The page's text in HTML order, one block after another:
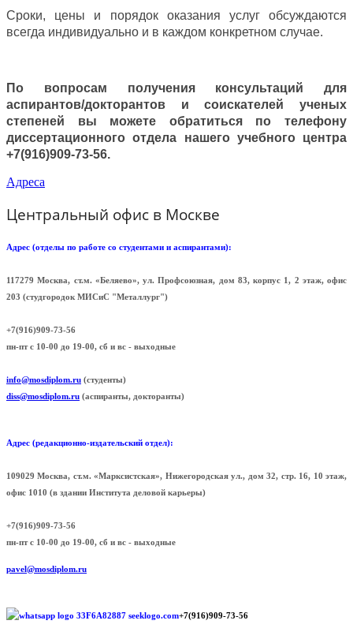
Сроки, цены и порядок оказания услуг обсуждаются
всегда индивидуально и в каждом конкретном случае.
По вопросам получения консультаций для
аспирантов/докторантов и соискателей ученых
степеней вы можете обратиться по телефону
диссертационного отдела нашего учебного центра
+7(916)909-73-56.
Адреса
Центральный офис в Москве
Адрес (отделы по работе со студентами и аспирантами):
117279 Москва, ст.м. «Беляево», ул. Профсоюзная, дом 83, корпус 1, 2 этаж, офис
203 (cтудгородок МИСиС "Металлург")
+7(916)909-73-56
пн-пт с 10-00 до 19-00, сб и вс - выходные
info@mosdiplom.ru (студенты)
diss@mosdiplom.ru (аспиранты, докторанты)
Адрес (редакционно-издательский отдел):
109029 Москва, ст.м. «Марксистская», Нижегородская ул., дом 32, стр. 16, 10 этаж,
офис 1010 (в здании Института деловой карьеры)
+7(916)909-73-56
пн-пт с 10-00 до 19-00, сб и вс - выходные
pavel@mosdiplom.ru
+7(916)909-73-56